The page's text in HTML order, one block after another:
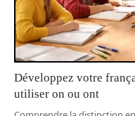
Développez votre
utiliser on ou ont